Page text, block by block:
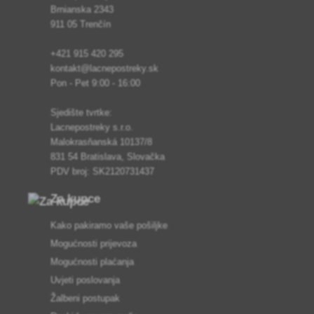
Brnianska 2343
911 05 Trenčín
+421 915 420 295
kontakt@lacnepostreky.sk
Pon - Pet 9:00 - 16:00
Sjedište tvrtke:
Lacnepostreky s.r.o.
Malokrasňanská 10137/8
831 54 Bratislava, Slovačka
PDV broj: SK2120731437
Za kupce
Kako pakiramo vaše pošiljke
Mogućnosti prijevoza
Mogućnosti plaćanja
Uvjeti poslovanja
Žalbeni postupak